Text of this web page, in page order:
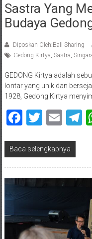
Sastra Yang
Budaya
Diposkan Oleh:Bali Sharing
Gedong Kirtya Sastra
GEDONG Kirtya adalah
lontar yang unik dan
1928, Gedong Kirtya
Facebook
Twitter
Baca selengkapnya